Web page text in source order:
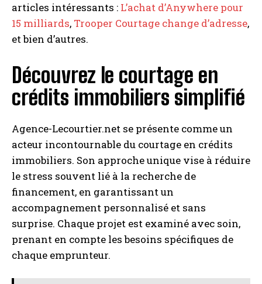
A LIRE : Meilleures agences web Paris : comment
choisir la bonne agence web
articles intéressants : L’achat d’Anywhere pour
15 milliards, Trooper Courtage change d’adresse,
et bien d’autres.
Découvrez le courtage en
crédits immobiliers simplifié
Agence-Lecourtier.net se présente comme un
acteur incontournable du courtage en crédits
immobiliers. Son approche unique vise à réduire
le stress souvent lié à la recherche de
financement, en garantissant un
accompagnement personnalisé et sans
surprise. Chaque projet est examiné avec soin,
prenant en compte les besoins spécifiques de
chaque emprunteur.